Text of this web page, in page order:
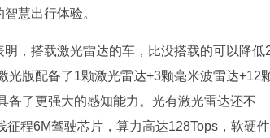
慧出行体验。
，搭载激光雷达的车，比没搭载的可以降低
光版配备了1颗激光雷达+3颗毫米波雷达+12
备了更强大的感知能力。光有激光雷达还不
征程6M驾驶芯片，算力高达128Tops，软硬件